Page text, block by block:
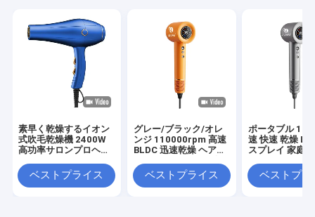
素早く乾燥するイオン
式吹毛乾燥機 2400W
高功率サロンプロヘア
ベストプライス
グレー/ブラック/オレ
ンジ 110000rpm 高速
BLDC 迅速乾燥 ヘアド
ベストプライス
ポータブル
速 快速 乾燥
スプレイ 家庭
イヤー
ベストプラ